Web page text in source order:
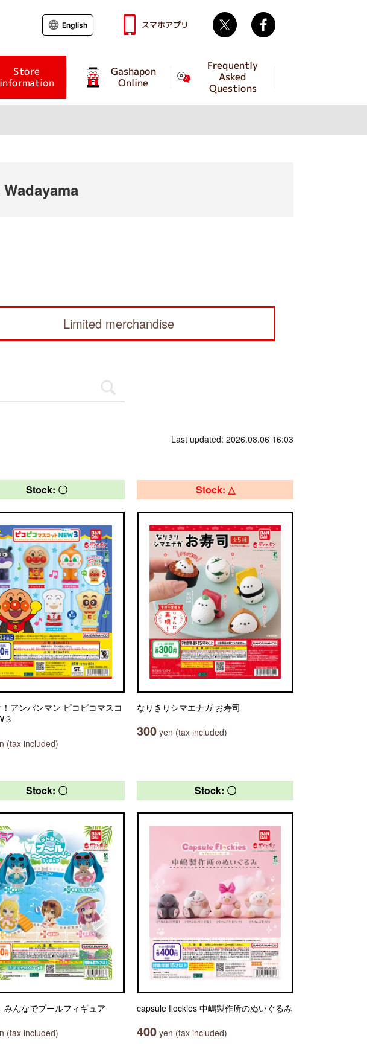
Store
information
Gashapon
Online
Frequently
Asked
Questions
English スマホアプリ Twitter
Limited merchandise
Last updated: 2026.08.06 16:03
Stock: 〇
アンパンマン ピコピコマスコ
３
(tax included)
Stock: △
なりきりシマエナガ お寿司
300 yen (tax included)
Stock: 〇
みんなでプールフィギュア
(tax included)
Stock: 〇
capsule flockies 中嶋製作所のぬいぐるみ
400 yen (tax included)